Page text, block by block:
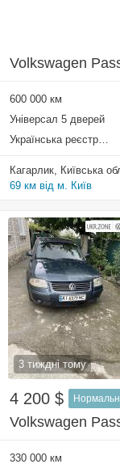
Volkswagen
600 000 км
Універсал 5 дверей
Українська реєстрація
Кагарлик, Київська
69 км від м. Київ
3 тиждні тому
4 200 $
Volkswagen
330 000 км